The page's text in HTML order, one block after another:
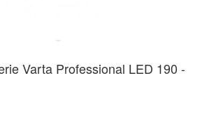
Varta Professional LED 190 -